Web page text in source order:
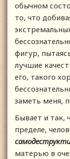
обычном
то, что
фигур,
лучшие
его, такого
заметь меня,
Бывает и так,
пределе,
матерью в